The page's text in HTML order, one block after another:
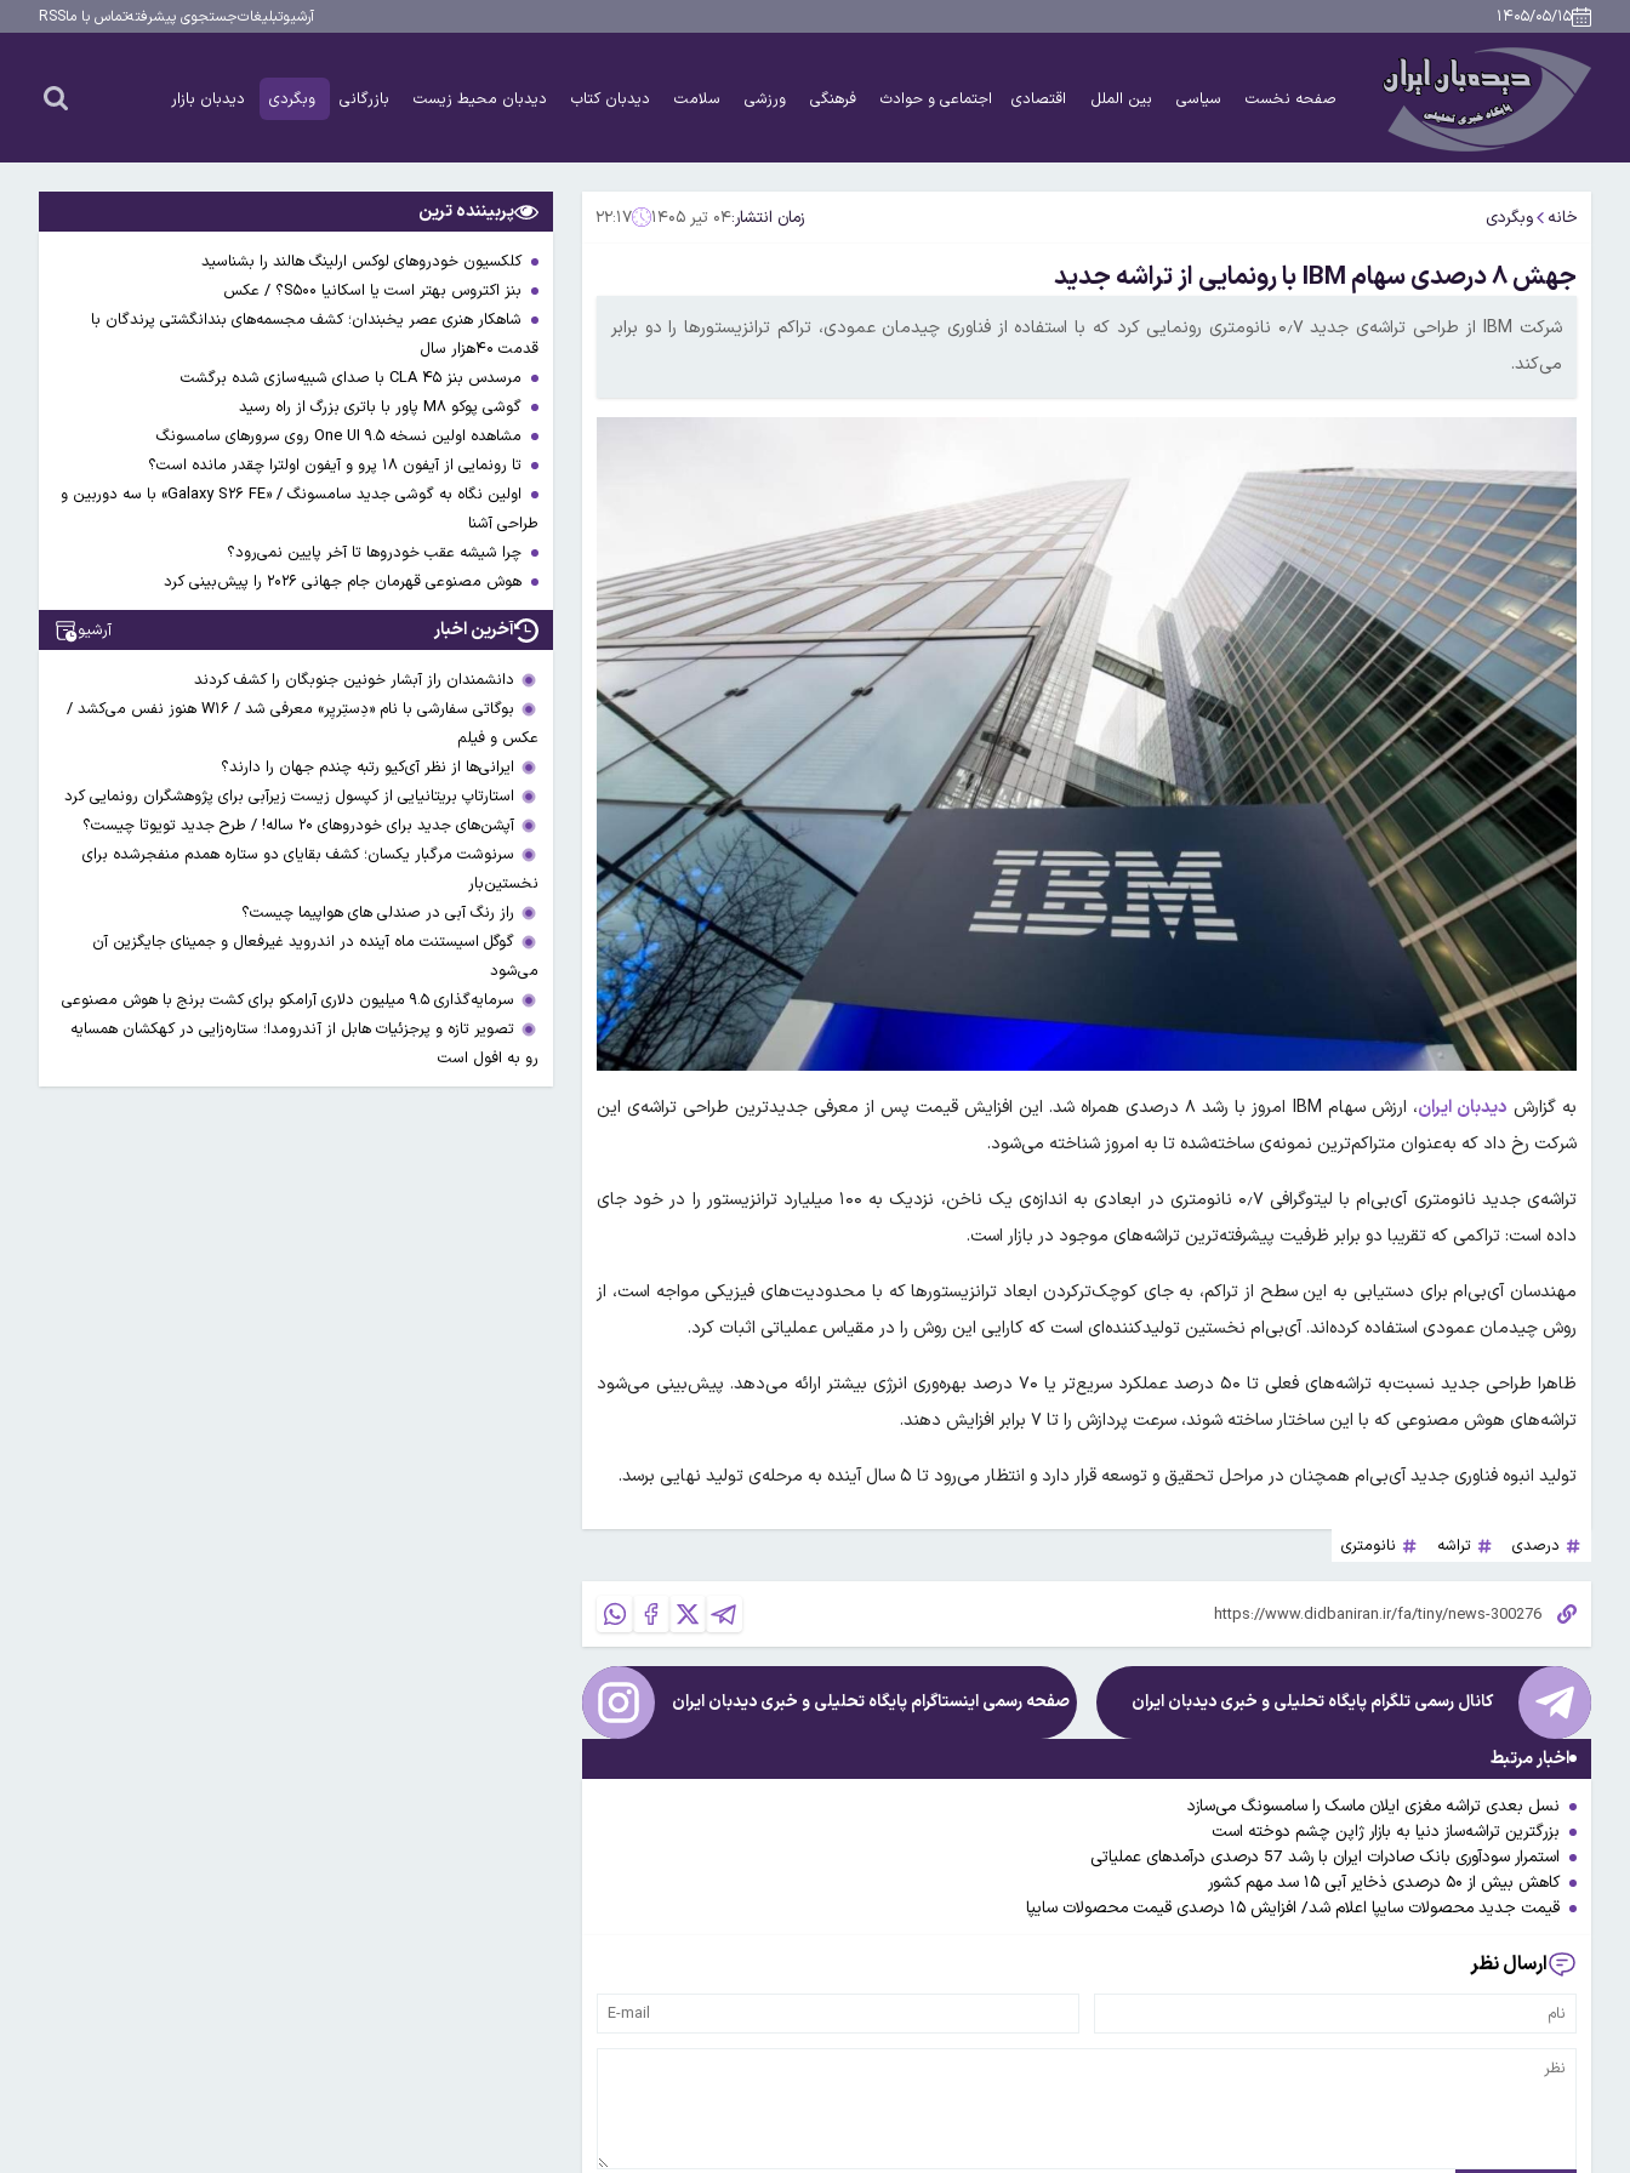
۱۴۰۵/۰۵/۱۵ آرشیوتبلیغاتجستجوی پیشرفتهتماس با ماRSS
صفحه نخست سیاسی بین الملل اقتصادی اجتماعی و حوادث فرهنگی ورزشی سلامت دیدبان کتاب دیدبان محیط زیست بازرگانی وبگردی دیدبان بازار
خانه وبگردی زمان انتشار:۰۴ تیر ۱۴۰۵ ۲۲:۱۷
جهش ۸ درصدی سهام IBM با رونمایی از تراشه جدید
شرکت IBM از طراحی تراشه‌ی جدید ۰٫۷ نانومتری رونمایی کرد که با استفاده از فناوری چیدمان عمودی، تراکم ترانزیستورها را دو برابر
می‌کند.
به گزارش دیدبان ایران
، ارزش سهام IBM امروز با رشد ۸ درصدی همراه شد. این افزایش قیمت پس از معرفی جدیدترین طراحی تراشه‌ی این
شرکت رخ داد که به‌عنوان متراکم‌ترین نمونه‌ی ساخته‌شده تا به امروز شناخته می‌شود.
تراشه‌ی جدید نانومتری آی‌بی‌ام با لیتوگرافی ۰٫۷ نانومتری در ابعادی به اندازه‌ی یک ناخن، نزدیک به ۱۰۰ میلیارد ترانزیستور را در خود جای
داده است: تراکمی که تقریبا دو برابر ظرفیت پیشرفته‌ترین تراشه‌های موجود در بازار است.
مهندسان آی‌بی‌ام برای دستیابی به این سطح از تراکم، به جای کوچک‌ترکردن ابعاد ترانزیستورها که با محدودیت‌های فیزیکی مواجه است، از
روش چیدمان عمودی استفاده کرده‌اند. آی‌بی‌ام نخستین تولیدکننده‌ای است که کارایی این روش را در مقیاس عملیاتی اثبات کرد.
ظاهرا طراحی جدید نسبت‌به تراشه‌های فعلی تا ۵۰ درصد عملکرد سریع‌تر یا ۷۰ درصد بهره‌وری انرژی بیشتر ارائه می‌دهد. پیش‌بینی می‌شود
تراشه‌های هوش مصنوعی که با این ساختار ساخته شوند، سرعت پردازش را تا ۷ برابر افزایش دهند.
تولید انبوه فناوری جدید آی‌بی‌ام همچنان در مراحل تحقیق و توسعه قرار دارد و انتظار می‌رود تا ۵ سال آینده به مرحله‌ی تولید نهایی برسد.
درصدی تراشه نانومتری
کانال رسمی تلگرام پایگاه تحلیلی و خبریدیدبان ایران صفحه رسمی اینستاگرام پایگاه تحلیلی و خبریدیدبان ایران
اخبار مرتبط
نسل بعدی تراشه مغزی ایلان ماسک را سامسونگ می‌سازد
بزرگترین تراشه‌ساز دنیا به بازار ژاپن چشم دوخته است
استمرار سودآوری بانک صادرات ایران با رشد 57 درصدی درآمدهای عملیاتی
کاهش بیش از ۵۰ درصدی ذخایر آبی ۱۵ سد مهم کشور
قیمت جدید محصولات سایپا اعلام شد/ افزایش ۱۵ درصدی قیمت محصولات سایپا
ارسال نظر
پربیننده ترین
کلکسیون خودروهای لوکس ارلینگ هالند را بشناسید
بنز اکتروس بهتر است یا اسکانیا S۵۰۰؟ / عکس
شاهکار هنری عصر یخبندان؛ کشف مجسمه‌های بندانگشتی‌ پرندگان با
قدمت ۴۰هزار سال
مرسدس بنز CLA ۴۵ با صدای شبیه‌سازی شده برگشت
گوشی پوکو M۸ پاور با باتری بزرگ از راه رسید
مشاهده اولین نسخه One UI ۹.۵ روی سرورهای سامسونگ
تا رونمایی از آیفون ۱۸ پرو و آیفون اولترا چقدر مانده است؟
اولین نگاه به گوشی جدید سامسونگ / «Galaxy S۲۶ FE» با سه دوربین و
طراحی آشنا
چرا شیشه عقب خودروها تا آخر پایین نمی‌رود؟
هوش مصنوعی قهرمان جام جهانی ۲۰۲۶ را پیش‌بینی کرد
آخرین اخبار آرشیو
دانشمندان راز آبشار خونین جنوبگان را کشف کردند
بوگاتی سفارشی با نام «دِستِریِر» معرفی شد / W۱۶ هنوز نفس می‌کشد /
عکس و فیلم
ایرانی‌ها از نظر آی‌کیو رتبه چندم جهان را دارند؟
استارتاپ بریتانیایی از کپسول زیست زیرآبی برای پژوهشگران رونمایی کرد
آپشن‌های جدید برای خودروهای ۲۰ ساله! / طرح جدید تویوتا چیست؟
سرنوشت مرگبار یکسان؛ کشف بقایای دو ستاره همدم منفجرشده برای
نخستین‌بار
راز رنگ آبی در صندلی های هواپیما چیست؟
گوگل اسیستنت ماه آینده در اندروید غیرفعال و جمینای جایگزین آن
می‌شود
سرمایه‌گذاری ۹.۵ میلیون دلاری آرامکو برای کشت برنج با هوش مصنوعی
تصویر تازه و پرجزئیات هابل از آندرومدا؛ ستاره‌زایی در کهکشان همسایه
رو به افول است